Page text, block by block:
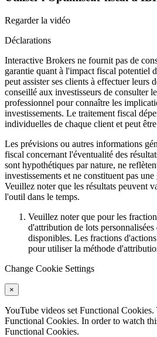
Regarder la vidéo
Déclarations
Interactive Brokers ne fournit pas de
garantie quant à l'impact fiscal potentiel
peut assister ses clients à effectuer leurs
conseillé aux investisseurs de consulter
professionnel pour connaître les
investissements. Le traitement fiscal
individuelles de chaque client et peut
Les prévisions ou autres informations
fiscal concernant l'éventualité des
sont hypothétiques par nature, ne
investissements et ne constituent pas
Veuillez noter que les résultats peuvent
l'outil dans le temps.
Veuillez noter que pour les
d'attribution de lots
disponibles. Les fractions
pour utiliser la méthode
Change Cookie Settings
×
YouTube videos set Functional Cookies.
Functional Cookies. In order to watch
Functional Cookies.